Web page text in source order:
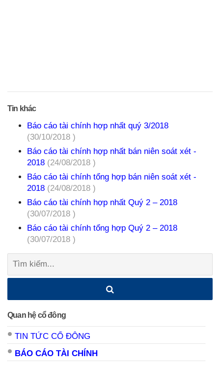
Tin khác
Báo cáo tài chính hợp nhất quý 3/2018
(30/10/2018 )
Báo cáo tài chính hợp nhất bán niên soát xét -
2018 (24/08/2018 )
Báo cáo tài chính tổng hợp bán niên soát xét -
2018 (24/08/2018 )
Báo cáo tài chính hợp nhất Quý 2 – 2018
(30/07/2018 )
Báo cáo tài chính tổng hợp Quý 2 – 2018
(30/07/2018 )
Tìm
Quan hệ cổ đông
TIN TỨC CỔ ĐÔNG
BÁO CÁO TÀI CHÍNH